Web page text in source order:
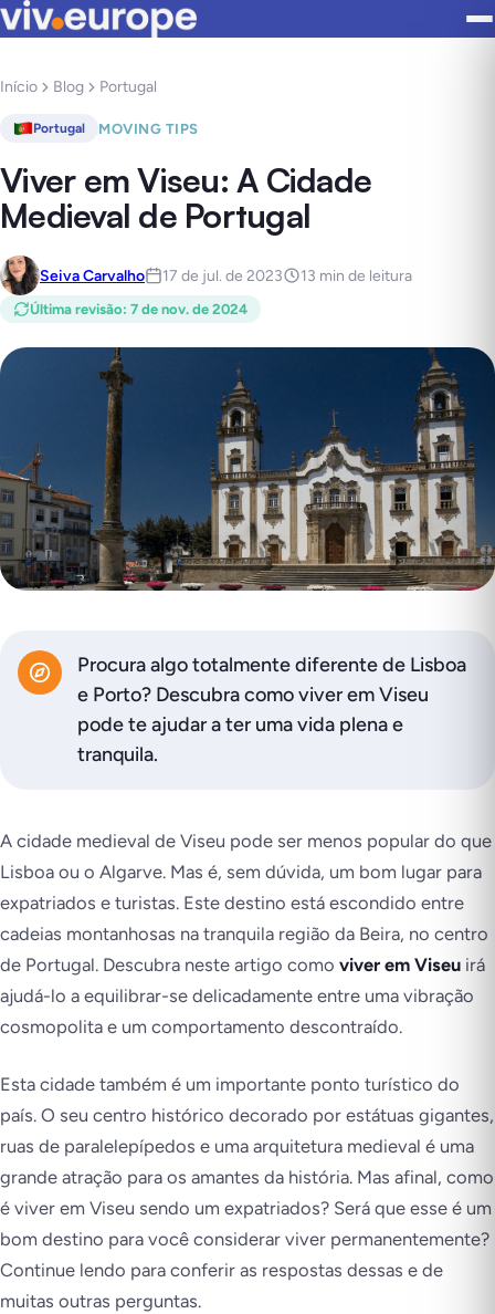
Início Blog Portugal
Portugal MOVING TIPS
Viver em Viseu: A Cidade
Medieval de Portugal
Seiva Carvalho 17 de jul. de 2023 13 min de leitura
Última revisão: 7 de nov. de 2024
Procura algo totalmente diferente de Lisboa
e Porto? Descubra como viver em Viseu
pode te ajudar a ter uma vida plena e
tranquila.
A cidade medieval de Viseu pode ser menos popular do que
Lisboa ou o Algarve. Mas é, sem dúvida, um bom lugar para
expatriados e turistas. Este destino está escondido entre
cadeias montanhosas na tranquila região da Beira, no centro
de Portugal. Descubra neste artigo como viver em Viseu irá
ajudá-lo a equilibrar-se delicadamente entre uma vibração
cosmopolita e um comportamento descontraído.
Esta cidade também é um importante ponto turístico do
país. O seu centro histórico decorado por estátuas gigantes,
ruas de paralelepípedos e uma arquitetura medieval é uma
grande atração para os amantes da história. Mas afinal, como
é viver em Viseu sendo um expatriados? Será que esse é um
bom destino para você considerar viver permanentemente?
Continue lendo para conferir as respostas dessas e de
muitas outras perguntas.